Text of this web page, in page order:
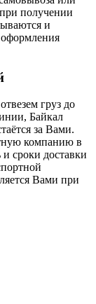
получении
и
груз до
Байкал
за Вами.
компанию в
и сроки доставки
Вами при